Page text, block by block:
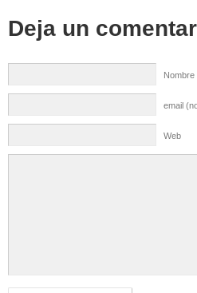
Deja un
Nombre
email
Web